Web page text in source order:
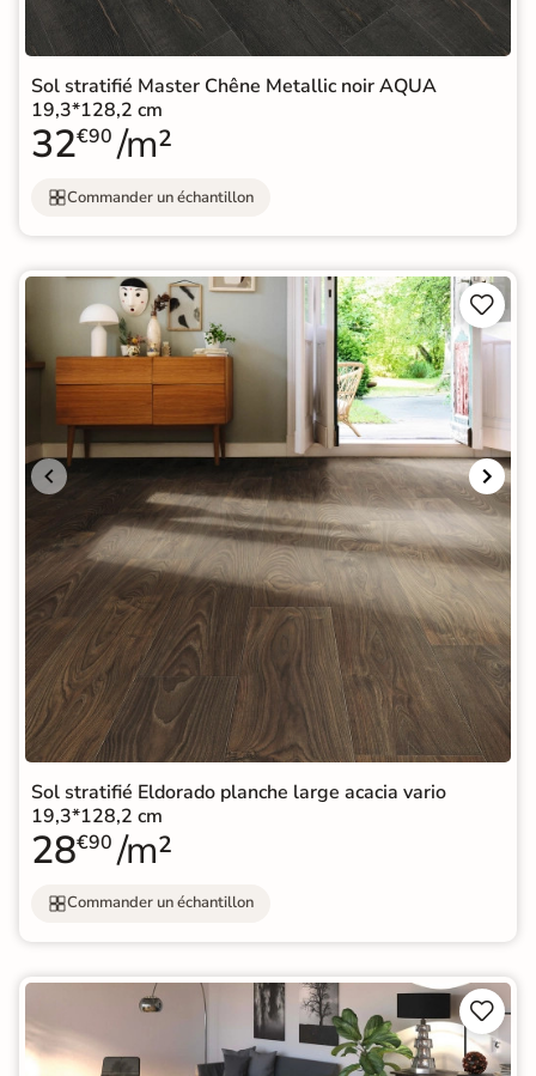
Sol stratifié Master Chêne Metallic noir AQUA
19,3*128,2 cm
32€90 /m²
Commander un échantillon


Sol stratifié Eldorado planche large acacia vario
19,3*128,2 cm
28€90 /m²
Commander un échantillon

